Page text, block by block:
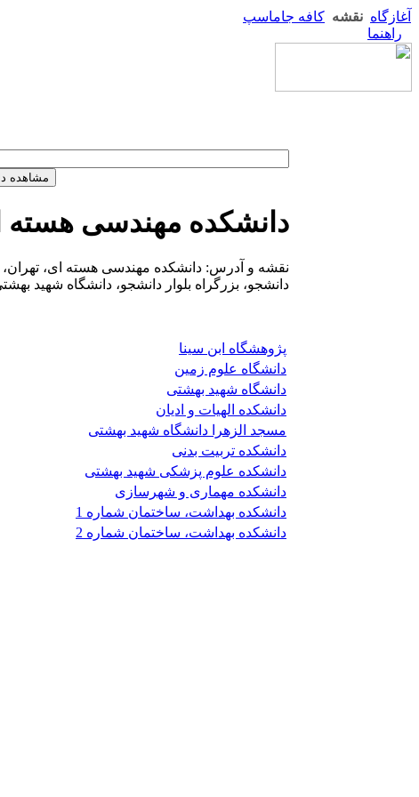
آغازگاه نقشه کافه جاماسپ
راهنما
دانشکده مهندسی هسته
نقشه و آدرس: دانشکده مهندسی هسته ای، تهران،
دانشجو، بزرگراه بلوار دانشجو، دانشگاه شهید
پژوهشگاه ابن سینا
دانشگاه علوم زمین
دانشگاه شهید بهشتی
دانشکده الهیات و ادیان
مسجد الزهرا دانشگاه شهید بهشتی
دانشکده تربیت بدنی
دانشکده علوم پزشکی شهید بهشتی
دانشکده مهماری و شهرسازی
دانشکده بهداشت، ساختمان شماره 1
دانشکده بهداشت، ساختمان شماره 2